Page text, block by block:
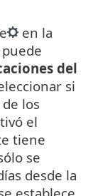
en la
del
si
los
el
tiene
se
desde la